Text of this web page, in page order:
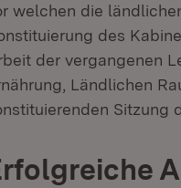
welchen die
des
der vergangenen
Ländlichen
Sitzung